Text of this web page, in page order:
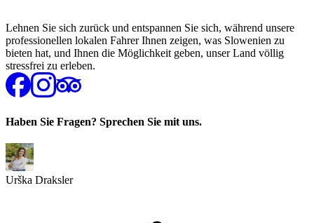
Lehnen Sie sich zurück und entspannen Sie sich, während unsere
professionellen lokalen Fahrer Ihnen zeigen, was Slowenien zu
bieten hat, und Ihnen die Möglichkeit geben, unser Land völlig
stressfrei zu erleben.
Haben Sie Fragen? Sprechen Sie mit uns.
Urška Draksler